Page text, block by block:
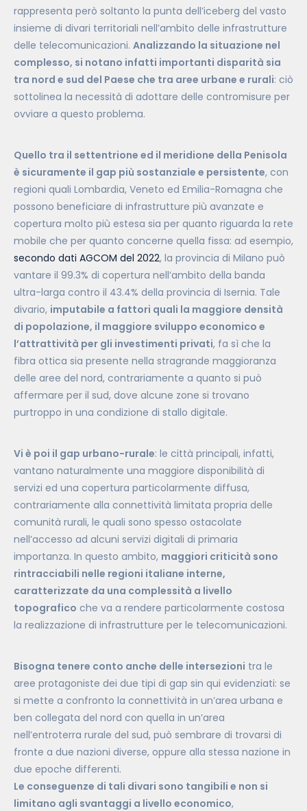
rappresenta però soltanto la punta dell’iceberg del vasto
insieme di divari territoriali nell’ambito delle infrastrutture
delle telecomunicazioni. Analizzando la situazione nel
complesso, si notano infatti importanti disparità sia
tra nord e sud del Paese che tra aree urbane e rurali: ciò
sottolinea la necessità di adottare delle contromisure per
ovviare a questo problema.
Quello tra il settentrione ed il meridione della Penisola
è sicuramente il gap più sostanziale e persistente, con
regioni quali Lombardia, Veneto ed Emilia-Romagna che
possono beneficiare di infrastrutture più avanzate e
copertura molto più estesa sia per quanto riguarda la rete
mobile che per quanto concerne quella fissa: ad esempio,
secondo dati AGCOM del 2022, la provincia di Milano può
vantare il 99.3% di copertura nell’ambito della banda
ultra-larga contro il 43.4% della provincia di Isernia. Tale
divario, imputabile a fattori quali la maggiore densità
di popolazione, il maggiore sviluppo economico e
l’attrattività per gli investimenti privati, fa sì che la
fibra ottica sia presente nella stragrande maggioranza
delle aree del nord, contrariamente a quanto si può
affermare per il sud, dove alcune zone si trovano
purtroppo in una condizione di stallo digitale.
Vi è poi il gap urbano-rurale: le città principali, infatti,
vantano naturalmente una maggiore disponibilità di
servizi ed una copertura particolarmente diffusa,
contrariamente alla connettività limitata propria delle
comunità rurali, le quali sono spesso ostacolate
nell’accesso ad alcuni servizi digitali di primaria
importanza. In questo ambito, maggiori criticità sono
rintracciabili nelle regioni italiane interne,
caratterizzate da una complessità a livello
topografico che va a rendere particolarmente costosa
la realizzazione di infrastrutture per le telecomunicazioni.
Bisogna tenere conto anche delle intersezioni tra le
aree protagoniste dei due tipi di gap sin qui evidenziati: se
si mette a confronto la connettività in un’area urbana e
ben collegata del nord con quella in un’area
nell’entroterra rurale del sud, può sembrare di trovarsi di
fronte a due nazioni diverse, oppure alla stessa nazione in
due epoche differenti.
Le conseguenze di tali divari sono tangibili e non si
limitano agli svantaggi a livello economico,